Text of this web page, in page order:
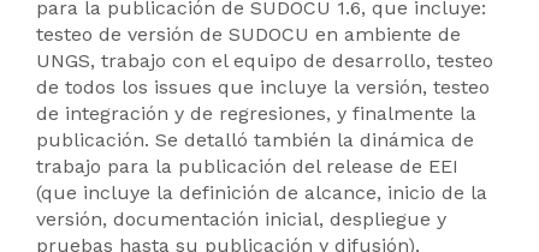
para la publicación de SUDOCU 1.6, que incluye:
testeo de versión de SUDOCU en ambiente de
UNGS, trabajo con el equipo de desarrollo, testeo
de todos los issues que incluye la versión, testeo
de integración y de regresiones, y finalmente la
publicación. Se detalló también la dinámica de
trabajo para la publicación del release de EEI
(que incluye la definición de alcance, inicio de la
versión, documentación inicial, despliegue y
pruebas hasta su publicación y difusión).